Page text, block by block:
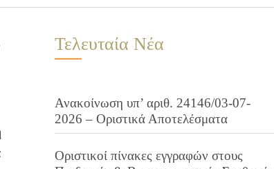
Τελευταία Νέα
Ανακοίνωση υπ’ αριθ. 24146/03-07-
2026 – Οριστικά Αποτελέσματα
Οριστικοί πίνακες εγγραφών στους